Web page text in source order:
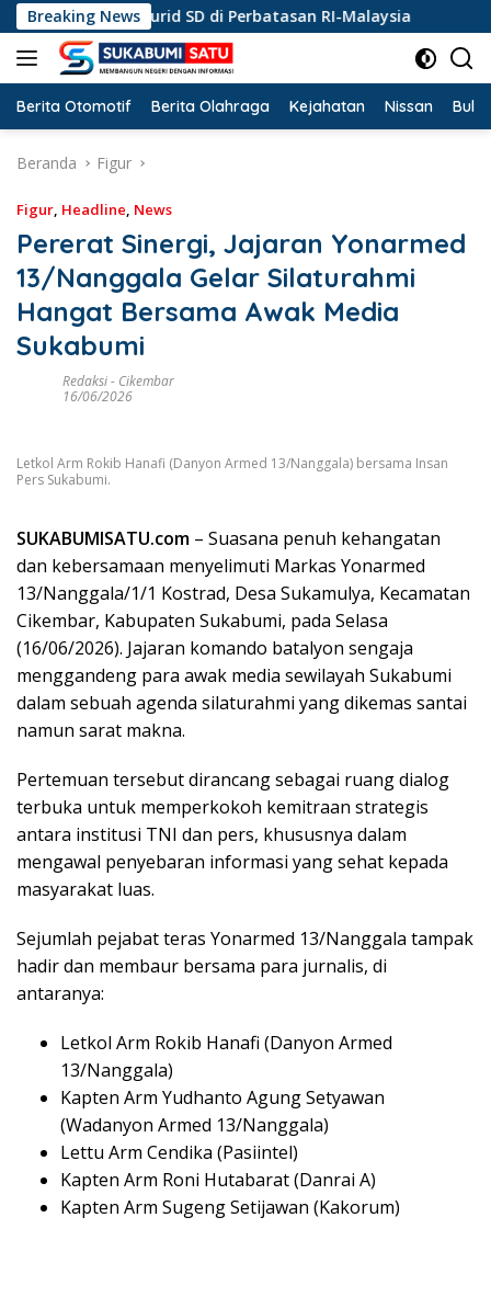
Langsung
ke
konten
Breaking News
Murid SD di Perbatasan RI-Malaysia Dorong
Berita Otomotif Berita Olahraga Kejahatan Nissan
Beranda Figur
Figur, Headline, News
Pererat Sinergi, Jajaran Yonarmed
13/Nanggala Gelar Silaturahmi
Hangat Bersama Awak Media
Sukabumi
Redaksi- Cikembar
16/06/2026
Letkol Arm Rokib Hanafi (Danyon Armed 13/Nanggala) bersama Insan
Pers Sukabumi.
SUKABUMISATU.com – Suasana penuh kehangatan
dan kebersamaan menyelimuti Markas Yonarmed
13/Nanggala/1/1 Kostrad, Desa Sukamulya, Kecamatan
Cikembar, Kabupaten Sukabumi, pada Selasa
(16/06/2026). Jajaran komando batalyon sengaja
menggandeng para awak media sewilayah Sukabumi
dalam sebuah agenda silaturahmi yang dikemas santai
namun sarat makna.
​Pertemuan tersebut dirancang sebagai ruang dialog
terbuka untuk memperkokoh kemitraan strategis
antara institusi TNI dan pers, khususnya dalam
mengawal penyebaran informasi yang sehat kepada
masyarakat luas.
​Sejumlah pejabat teras Yonarmed 13/Nanggala tampak
hadir dan membaur bersama para jurnalis, di
antaranya:
​Letkol Arm Rokib Hanafi (Danyon Armed
13/Nanggala)
​Kapten Arm Yudhanto Agung Setyawan
(Wadanyon Armed 13/Nanggala)
​Lettu Arm Cendika (Pasiintel)
​Kapten Arm Roni Hutabarat (Danrai A)
​Kapten Arm Sugeng Setijawan (Kakorum)